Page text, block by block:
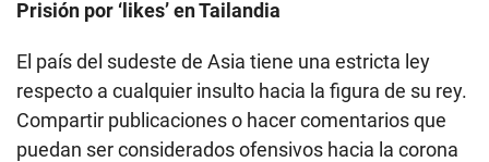
Prisión por ‘likes’ en Tailandia
El país del sudeste de Asia tiene una estricta ley
respecto a cualquier insulto hacia la figura de su rey.
Compartir publicaciones o hacer comentarios que
puedan ser considerados ofensivos hacia la corona